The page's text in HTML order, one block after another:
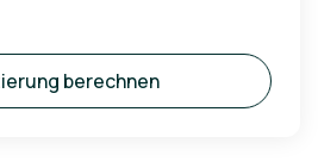
berechnen